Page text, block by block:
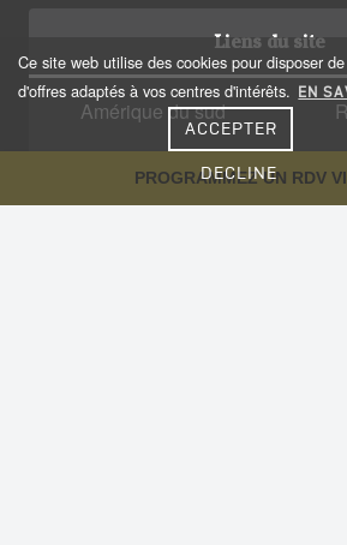
Ce site web utilise des cookies pour disposer
d'offres adaptés à vos centres d'intérêts.
EN
DECLINE
ACCEPTER
PROGRAMMEZ UN RDV
Liens du site
Amérique du sud
Amérique centrale
Caraïbes
Qui